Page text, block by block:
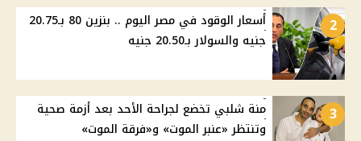
2
أسعار الوقود في مصر اليوم .. بنزين 80 بـ20.75
جنيه والسولار بـ20.50 جنيه
3
منة شلبي تخضع لجراحة الأحد بعد أزمة صحية
وتنتظر «عنبر الموت» و«فرقة الموت»